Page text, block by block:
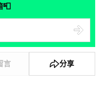
📮
言 分享